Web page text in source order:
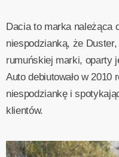
Dacia to marka należąca
niespodzianką, że
rumuńskiej marki, oparty
Auto debiutowało w
niespodziankę i
klientów.